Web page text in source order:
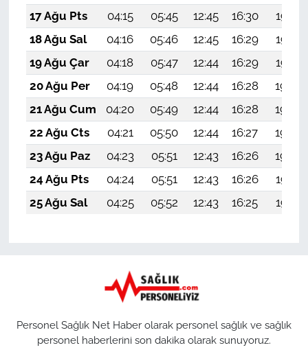
17 Ağu Pts
04:15 05:45 12:45 16:30
19:34
18 Ağu Sal
04:16 05:46 12:45 16:29
19:33
19 Ağu Çar
04:18 05:47 12:44 16:29
19:32
20 Ağu Per
04:19 05:48 12:44 16:28
19:30
21 Ağu Cum
04:20 05:49 12:44 16:28
19:29
22 Ağu Cts
04:21 05:50 12:44 16:27
19:28
23 Ağu Paz
04:23 05:51 12:43 16:26
19:26
24 Ağu Pts
04:24 05:51 12:43 16:26
19:25
25 Ağu Sal
04:25 05:52 12:43 16:25 19:24
Personel Sağlık Net Haber olarak personel sağlık ve sağlık
personel haberlerini son dakika olarak sunuyoruz.